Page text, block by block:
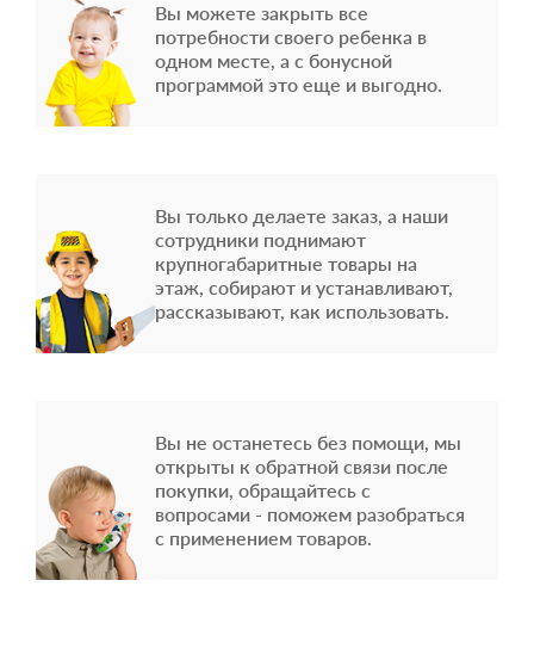
Вы можете закрыть все
потребности своего ребенка в
одном месте, а с бонусной
программой это еще и выгодно.
Вы только делаете заказ, а наши
сотрудники поднимают
крупногабаритные товары на
этаж, собирают и устанавливают,
рассказывают, как использовать.
Вы не останетесь без помощи, мы
открыты к обратной связи после
покупки, обращайтесь с
вопросами - поможем разобраться
с применением товаров.